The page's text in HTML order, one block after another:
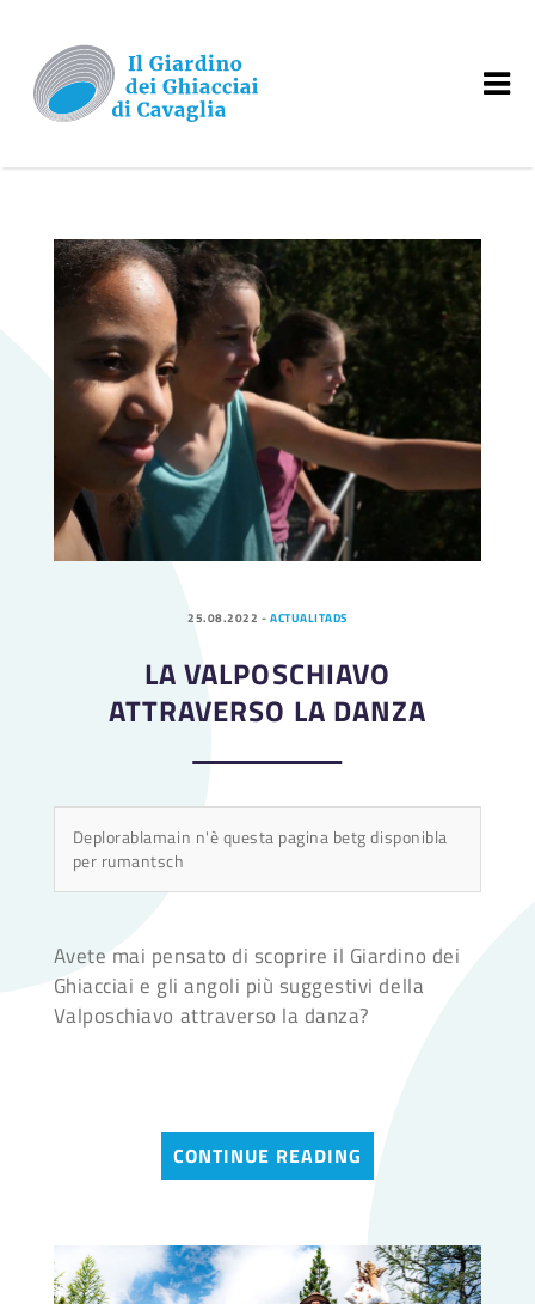
25.08.2022 -ACTUALITADS
LA VALPOSCHIAVO
ATTRAVERSO LA DANZA
Deplorablamain n'è questa pagina betg disponibla
per rumantsch
Avete mai pensato di scoprire il Giardino dei
Ghiacciai e gli angoli più suggestivi della
Valposchiavo attraverso la danza?
CONTINUE READING